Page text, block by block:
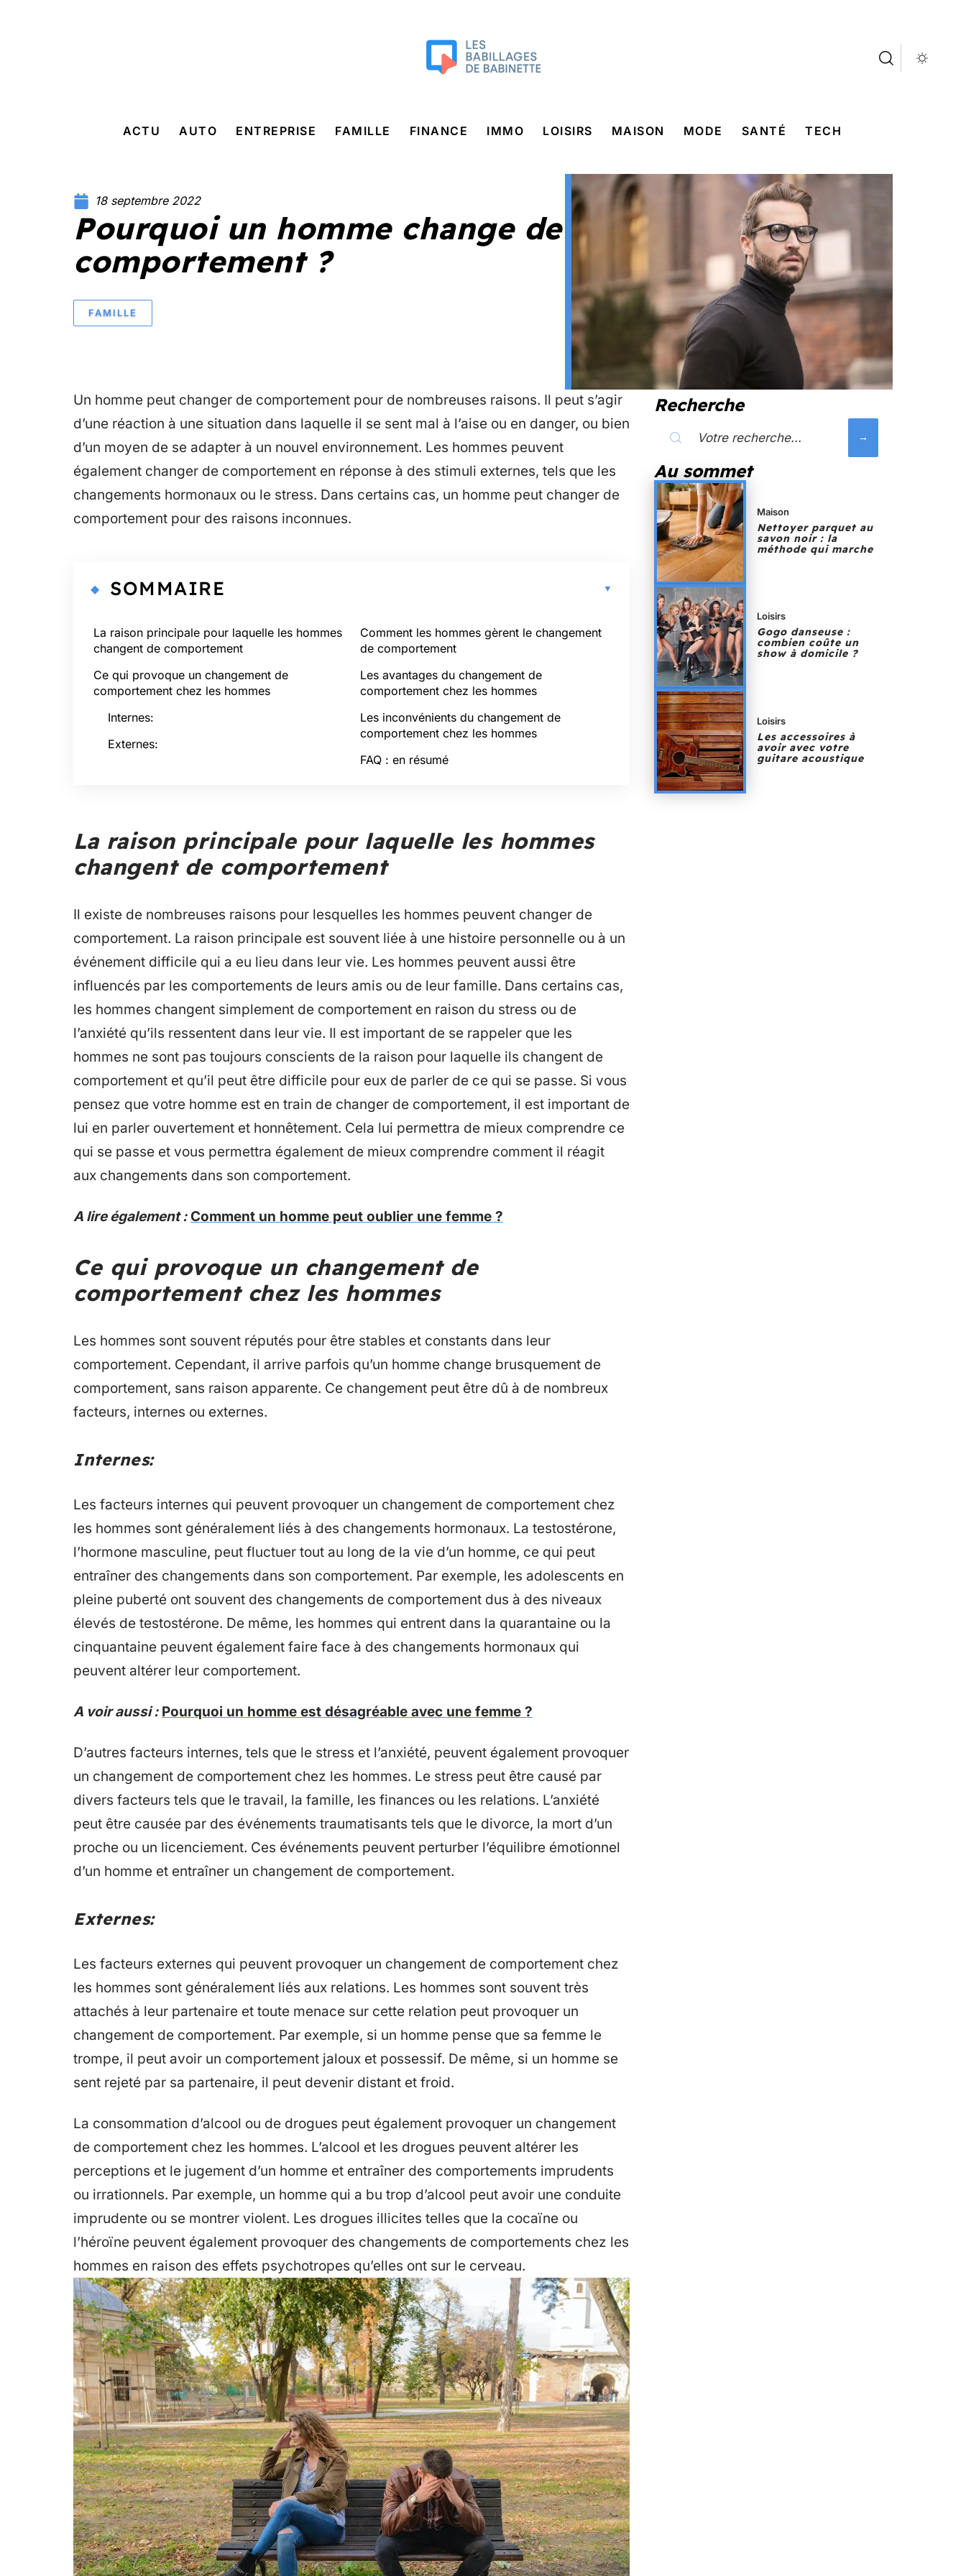
ACTU AUTO ENTREPRISE FAMILLE FINANCE IMMO LOISIRS MAISON MODE SANTÉ TECH
18 septembre 2022
Pourquoi un homme change de
comportement ?
FAMILLE
Un homme peut changer de comportement pour de nombreuses raisons. Il peut s’agir
d’une réaction à une situation dans laquelle il se sent mal à l’aise ou en danger, ou bien
d’un moyen de se adapter à un nouvel environnement. Les hommes peuvent
également changer de comportement en réponse à des stimuli externes, tels que les
changements hormonaux ou le stress. Dans certains cas, un homme peut changer de
comportement pour des raisons inconnues.
SOMMAIRE
La raison principale pour laquelle les hommes
changent de comportement
Ce qui provoque un changement de
comportement chez les hommes
Internes:
Externes:
Comment les hommes gèrent le changement
de comportement
Les avantages du changement de
comportement chez les hommes
Les inconvénients du changement de
comportement chez les hommes
FAQ : en résumé
La raison principale pour laquelle les hommes
changent de comportement
Il existe de nombreuses raisons pour lesquelles les hommes peuvent changer de
comportement. La raison principale est souvent liée à une histoire personnelle ou à un
événement difficile qui a eu lieu dans leur vie. Les hommes peuvent aussi être
influencés par les comportements de leurs amis ou de leur famille. Dans certains cas,
les hommes changent simplement de comportement en raison du stress ou de
l’anxiété qu’ils ressentent dans leur vie. Il est important de se rappeler que les
hommes ne sont pas toujours conscients de la raison pour laquelle ils changent de
comportement et qu’il peut être difficile pour eux de parler de ce qui se passe. Si vous
pensez que votre homme est en train de changer de comportement, il est important de
lui en parler ouvertement et honnêtement. Cela lui permettra de mieux comprendre ce
qui se passe et vous permettra également de mieux comprendre comment il réagit
aux changements dans son comportement.
A lire également : Comment un homme peut oublier une femme ?
Ce qui provoque un changement de
comportement chez les hommes
Les hommes sont souvent réputés pour être stables et constants dans leur
comportement. Cependant, il arrive parfois qu’un homme change brusquement de
comportement, sans raison apparente. Ce changement peut être dû à de nombreux
facteurs, internes ou externes.
Internes:
Les facteurs internes qui peuvent provoquer un changement de comportement chez
les hommes sont généralement liés à des changements hormonaux. La testostérone,
l’hormone masculine, peut fluctuer tout au long de la vie d’un homme, ce qui peut
entraîner des changements dans son comportement. Par exemple, les adolescents en
pleine puberté ont souvent des changements de comportement dus à des niveaux
élevés de testostérone. De même, les hommes qui entrent dans la quarantaine ou la
cinquantaine peuvent également faire face à des changements hormonaux qui
peuvent altérer leur comportement.
A voir aussi : Pourquoi un homme est désagréable avec une femme ?
D’autres facteurs internes, tels que le stress et l’anxiété, peuvent également provoquer
un changement de comportement chez les hommes. Le stress peut être causé par
divers facteurs tels que le travail, la famille, les finances ou les relations. L’anxiété
peut être causée par des événements traumatisants tels que le divorce, la mort d’un
proche ou un licenciement. Ces événements peuvent perturber l’équilibre émotionnel
d’un homme et entraîner un changement de comportement.
Externes:
Les facteurs externes qui peuvent provoquer un changement de comportement chez
les hommes sont généralement liés aux relations. Les hommes sont souvent très
attachés à leur partenaire et toute menace sur cette relation peut provoquer un
changement de comportement. Par exemple, si un homme pense que sa femme le
trompe, il peut avoir un comportement jaloux et possessif. De même, si un homme se
sent rejeté par sa partenaire, il peut devenir distant et froid.
La consommation d’alcool ou de drogues peut également provoquer un changement
de comportement chez les hommes. L’alcool et les drogues peuvent altérer les
perceptions et le jugement d’un homme et entraîner des comportements imprudents
ou irrationnels. Par exemple, un homme qui a bu trop d’alcool peut avoir une conduite
imprudente ou se montrer violent. Les drogues illicites telles que la cocaïne ou
l’héroïne peuvent également provoquer des changements de comportements chez les
hommes en raison des effets psychotropes qu’elles ont sur le cerveau.
Recherche
Au sommet
Maison
Nettoyer parquet au
savon noir : la
méthode qui marche
Loisirs
Gogo danseuse :
combien coûte un
show à domicile ?
Loisirs
Les accessoires à
avoir avec votre
guitare acoustique